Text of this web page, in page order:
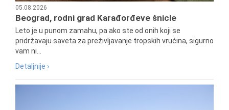
05.08.2026
Beograd, rodni grad Karađorđeve šnicle
Leto je u punom zamahu, pa ako ste od onih koji se
pridržavaju saveta za preživljavanje tropskih vrućina, sigurno
vam ni...
Detaljnije ›